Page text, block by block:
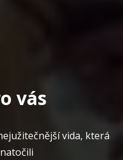
vás
vida, která